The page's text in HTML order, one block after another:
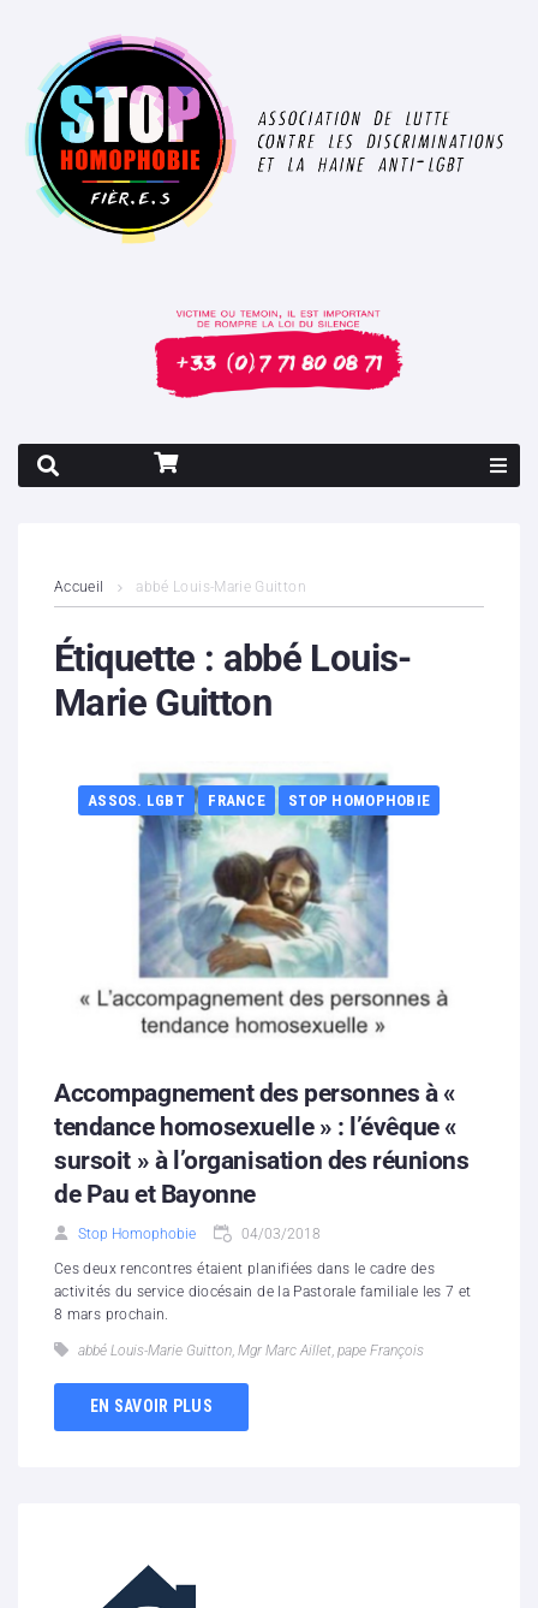
Contenus litigieux
Nous soutenir
Partenaires
Hébergement solidaire
Accueil abbé Louis-Marie Guitton
Étiquette : abbé Louis-
Marie Guitton
ASSOS. LGBT FRANCE STOP HOMOPHOBIE
Accompagnement des personnes à «
tendance homosexuelle » : l’évêque «
sursoit » à l’organisation des réunions
de Pau et Bayonne
Stop Homophobie 04/03/2018
Ces deux rencontres étaient planifiées dans le cadre des
activités du service diocésain de la Pastorale familiale les 7 et
8 mars prochain.
abbé Louis-Marie Guitton Mgr Marc Aillet pape François
EN SAVOIR PLUS